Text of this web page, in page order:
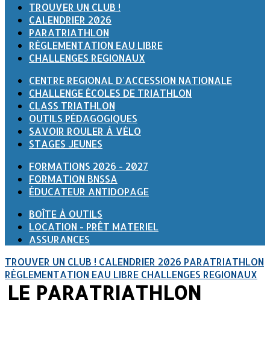
TROUVER UN CLUB !
CALENDRIER 2026
PARATRIATHLON
RÈGLEMENTATION EAU LIBRE
CHALLENGES REGIONAUX
CENTRE REGIONAL D'ACCESSION NATIONALE
CHALLENGE ÉCOLES DE TRIATHLON
CLASS TRIATHLON
OUTILS PÉDAGOGIQUES
SAVOIR ROULER À VÉLO
STAGES JEUNES
FORMATIONS 2026 - 2027
FORMATION BNSSA
ÉDUCATEUR ANTIDOPAGE
BOÎTE À OUTILS
LOCATION - PRÊT MATERIEL
ASSURANCES
TROUVER UN CLUB ! CALENDRIER 2026 PARATRIATHLON
RÈGLEMENTATION EAU LIBRE CHALLENGES REGIONAUX
LE PARATRIATHLON